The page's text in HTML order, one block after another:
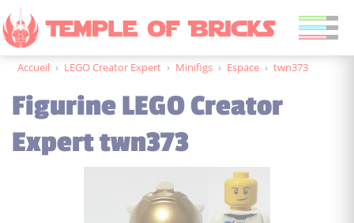
Accueil › LEGO Creator Expert › Minifigs › Espace › twn373
Figurine LEGO Creator
Expert twn373